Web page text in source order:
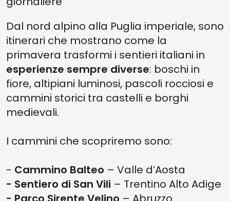
Dal nord alpino alla Puglia imperiale, sono
itinerari che mostrano come la
primavera trasformi i sentieri italiani in
esperienze sempre diverse: boschi in
fiore, altipiani luminosi, pascoli rocciosi e
cammini storici tra castelli e borghi
medievali.
I cammini che scopriremo sono:
- Cammino Balteo – Valle d’Aosta
- Sentiero di San Vili – Trentino Alto Adige